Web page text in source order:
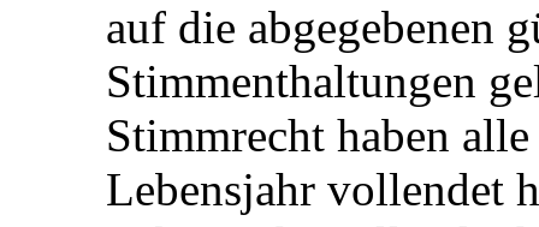
auf die abgegebenen
Stimmenthaltungen
Stimmrecht haben
Lebensjahr vollendet